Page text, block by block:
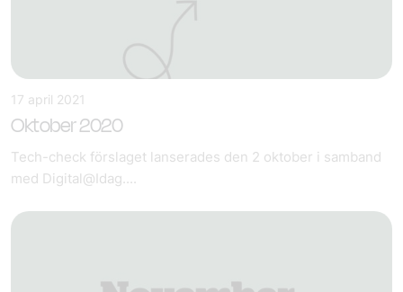
17 april 2021
Oktober 2020
Tech-check förslaget lanserades den 2 oktober i samband
med Digital@Idag....